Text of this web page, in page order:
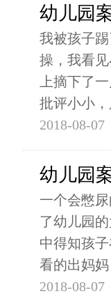
幼儿园
我被孩子
操，我看
上摘下了
批评小小
2018-08-07
幼儿园
一个会憋
了幼儿园
中得知孩
看的出妈妈
2018-08-07